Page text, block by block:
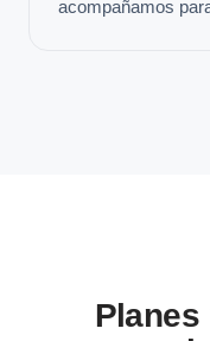
acompañamos
Planes